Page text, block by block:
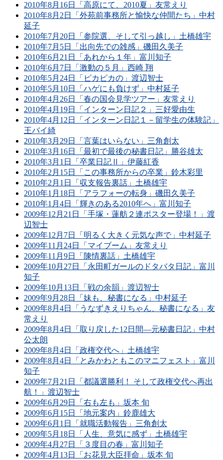
2010年8月16日「高原にて、2010夏」友常えり
2010年8月2日「外苑前事務所と愉快な仲間たち」中村
延子
2010年7月20日「参院選、そして引っ越し」土橋雄宇
2010年7月5日「出向先での雑感」磯田久美子
2010年6月21日「あれから１年」富川知子
2010年6月7日「激動の５月」西崎 翔
2010年5月24日「ピカピカの」渡辺智士
2010年5月10日「ハゲにも負けず」中村延子
2010年4月26日「春の国会見学ツアー」友常えり
2010年4月19日「インターン日記２」三好愛由生
2010年4月12日「インターン日記１－留学生の体験記」
王バイ綺
2010年3月29日「言葉はいらない」三角創太
2010年3月16日「最初で最後の秘書日記」勝谷雄太
2010年3月1日「卒業日記Ⅱ」伊藤紅香
2010年2月15日「この事務所からの卒業」鈴木彩里
2010年2月1日「収支報告裏話」土橋雄宇
2010年1月18日「アラフォーの転身」磯田久美子
2010年1月4日「輝きのある2010年へ」富川知子
2009年12月21日「手塚・蓮舫２連ポスター登場！」渡
辺智士
2009年12月7日「明るく大きく元気な声で」中村延子
2009年11月24日「マイブーム」友常えり
2009年11月9日「陳情裏話」土橋雄宇
2009年10月27日「永田町ガールのドタバタ日記」富川
知子
2009年10月13日「戦の余韻」渡辺智士
2009年9月28日「妹も、秘書になる」中村延子
2009年8月4日「うなずきえりちゃん、秘書になる」友
常えり
2009年8月4日「取り戻した12日間―元秘書日記」中村
公太朗
2009年8月4日「政権交代へ」土橋雄宇
2009年8月4日「とみかわともこのマニフェスト」富川
知子
2009年7月21日「都議選勝利！ そして政権交代へ再出
航！」渡辺智士
2009年6月29日「右も左も」坂本 旬
2009年6月15日「地元案内」鈴鹿雄大
2009年6月1日「就職活動報告」三角創太
2009年5月18日「人生、意気に感ず」土橋雄宇
2009年4月27日「３度目の春」富川知子
2009年4月13日「お花見大臣拝命」坂本 旬